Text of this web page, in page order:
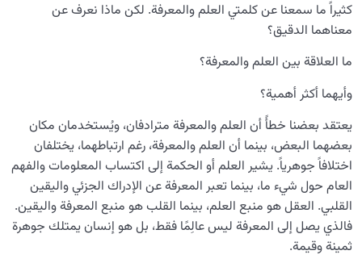
هندسة النفس وتهذيب الروح 0/11
نضوج الطفل الغالي للروح
القضاء والقدر والاختيار
الابتلاء والامتحان في مسيرة الحياة 0/26
الشيطان… العدوّ المبين 0/14
الأمراض الخفية للروح 0/15
معرفة الجنة والنار
كثيراً ما سمعنا عن كلمتي العلم والمعرفة. لكن ماذا نعرف عن
معناهما الدقيق؟
ما العلاقة بين العلم والمعرفة؟
وأيهما أكثر أهمية؟
يعتقد بعضنا خطأً أن العلم والمعرفة مترادفان، ويُستخدمان مکان
بعضهما البعض، بينما أن العلم والمعرفة، رغم ارتباطهما، يختلفان
اختلافاً جوهرياً. يشير العلم أو الحکمة إلى اكتساب المعلومات والفهم
العام حول شيء ما، بينما تعبر المعرفة عن الإدراك الجزئي واليقين
القلبي. العقل هو منبع العلم، بينما القلب هو منبع المعرفة واليقين.
فالذي يصل إلى المعرفة ليس عالِمًا فقط، بل هو إنسان يمتلك جوهرة
ثمينة وقيمة.